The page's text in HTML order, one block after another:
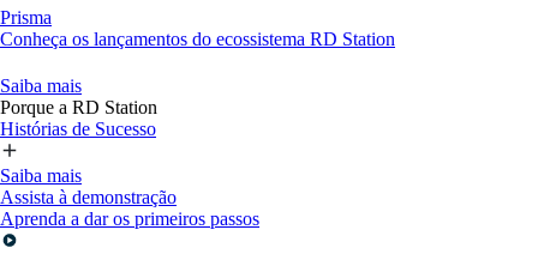
Prisma
Conheça os lançamentos do ecossistema RD Station
Saiba mais
Porque a RD Station
Histórias de Sucesso
Saiba mais
Assista à demonstração
Aprenda a dar os primeiros passos